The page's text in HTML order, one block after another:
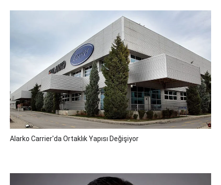
Alarko Carrier'da Ortaklık Yapısı Değişiyor